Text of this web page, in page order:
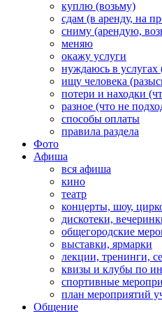
куплю (возьму)
сдам (в аренду, на
сниму (арендую,
меняю
окажу услуги
нуждаюсь в услугах
ищу человека
потери и находки
разное (что не
способы оплаты
правила раздела
Фото
Афиша
вся афиша
кино
театр
концерты, шоу,
дискотеки,
общегородские
выставки, ярмарки
лекции, тренинги,
квизы и клубы по
спортивные
план мероприятий
Общение